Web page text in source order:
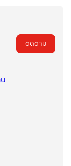
ติดตาม